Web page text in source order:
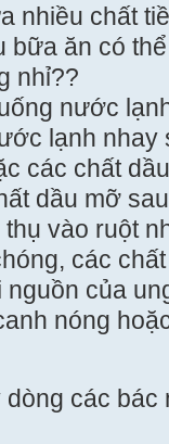
nhiều chất
ăn có
nhỉ??
nước
lạnh nhay
các chất
dầu mỡ
vào ruột
các
nguồn của
nóng
các bác